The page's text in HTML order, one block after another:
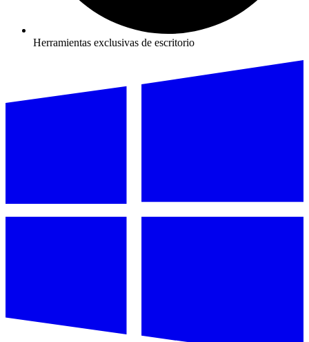
Herramientas exclusivas de escritorio